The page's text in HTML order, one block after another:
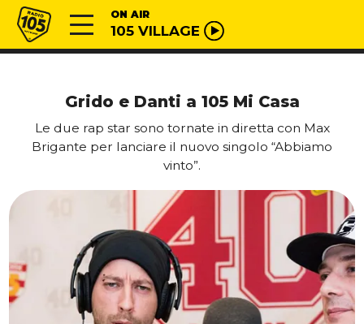
Vai al contenuto
Radio 105 ON AIR
105 VILLAGE
Grido e Danti a 105 Mi Casa
Le due rap star sono tornate in diretta con Max
Brigante per lanciare il nuovo singolo “Abbiamo
vinto”.